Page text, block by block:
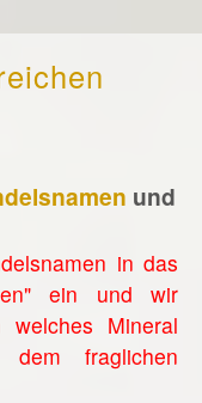
und
in das
ein und wir
welches Mineral
fraglichen